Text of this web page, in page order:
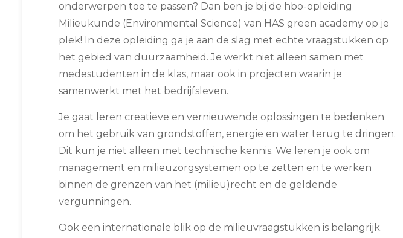
onderwerpen toe te passen? Dan ben je bij de hbo-opleiding
Milieukunde (Environmental Science) van HAS green academy op je
plek! In deze opleiding ga je aan de slag met echte vraagstukken op
het gebied van duurzaamheid. Je werkt niet alleen samen met
medestudenten in de klas, maar ook in projecten waarin je
samenwerkt met het bedrijfsleven.
Je gaat leren creatieve en vernieuwende oplossingen te bedenken
om het gebruik van grondstoffen, energie en water terug te dringen.
Dit kun je niet alleen met technische kennis. We leren je ook om
management en milieuzorgsystemen op te zetten en te werken
binnen de grenzen van het (milieu)recht en de geldende
vergunningen.
Ook een internationale blik op de milieuvraagstukken is belangrijk.